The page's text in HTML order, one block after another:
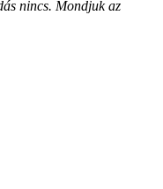
nincs. Mondjuk az